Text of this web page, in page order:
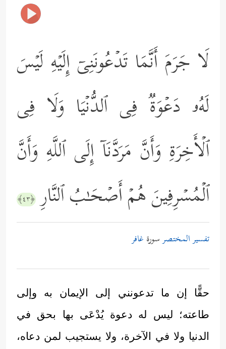
لَا جَرَمَ أَنَّمَا تَدۡعُونَنِیۤ إِلَیۡهِ لَیۡسَ
لَهُۥ دَعۡوَةࣱ فِی ٱلدُّنۡیَا وَلَا فِی
ٱلۡأَخِرَةِ وَأَنَّ مَرَدَّنَاۤ إِلَى ٱللَّهِ وَأَنَّ
ٱلۡمُسۡرِفِینَ هُمۡ أَصۡحَـٰبُ ٱلنَّارِ ﴿٤٣﴾
تفسير المختصرسورة غافر
حقًّا إن ما تدعونني إلى الإيمان به وإلى
طاعته؛ ليس له دعوة يُدْعَى بها بحق في
الدنيا ولا في الآخرة، ولا يستجيب لمن دعاه،